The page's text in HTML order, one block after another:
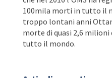
100mila morti in tutto il
troppo lontani anni
morte di quasi 2,6
tutto il mondo.